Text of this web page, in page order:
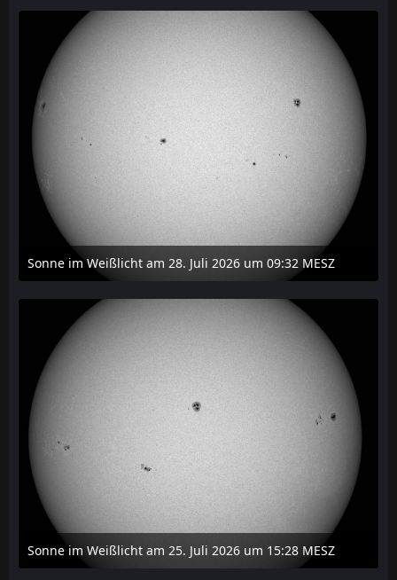
Sonne im Weißlicht am 28. Juli 2026 um 09:32 MESZ
31. Juli 2026 um 20:03
Sonne im Weißlicht am 25. Juli 2026 um 15:28 MESZ
27. Juli 2026 um 21:15